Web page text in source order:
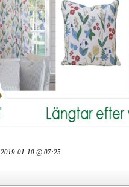
2019-01-10 @ 07:25